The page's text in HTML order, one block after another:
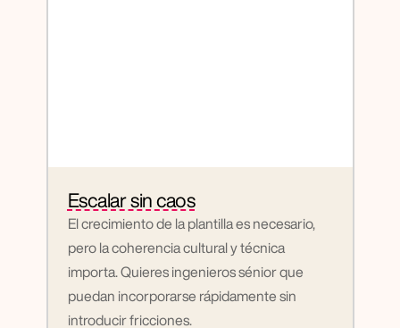
Escalar sin caos
El crecimiento de la plantilla es necesario,
pero la coherencia cultural y técnica
importa. Quieres ingenieros sénior que
puedan incorporarse rápidamente sin
introducir fricciones.